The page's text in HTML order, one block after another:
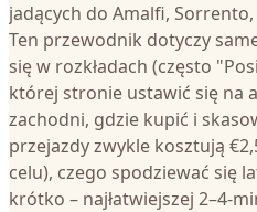
jadących do Amalfi,
Ten przewodnik dotyczy
się w rozkładach (często
której stronie ustawić się na
zachodni, gdzie kupić i
przejazdy zwykle kosztują
celu), czego spodziewać się
krótko – najłatwiejszej